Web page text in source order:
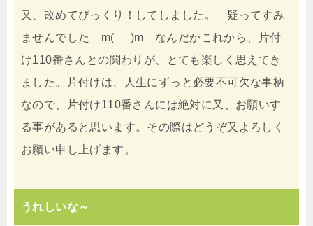
又、改めてびっくり！してしました。 疑ってすみ
ませんでした m(_ _)m なんだかこれから、片付
け110番さんとの関わりが、とても楽しく思えてき
ました。片付けは、人生にずっと必要不可欠な事柄
なので、片付け110番さんには絶対に又、お願いす
る事があると思います。その際はどうぞ又よろしく
お願い申し上げます。
うれしいな～